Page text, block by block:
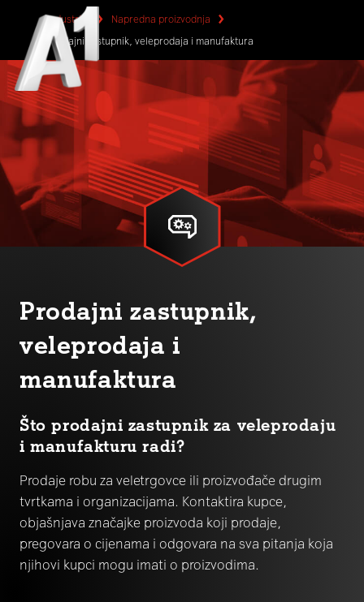
Industrije
Napredna proizvodnja
Prodajni zastupnik, veleprodaja i manufaktura
Prodajni zastupnik,
veleprodaja i
manufaktura
Što prodajni zastupnik za veleprodaju
i manufakturu radi?
Prodaje robu za veletrgovce ili proizvođače drugim
tvrtkama i organizacijama. Kontaktira kupce,
objašnjava značajke proizvoda koji prodaje,
pregovara o cijenama i odgovara na sva pitanja koja
njihovi kupci mogu imati o proizvodima.